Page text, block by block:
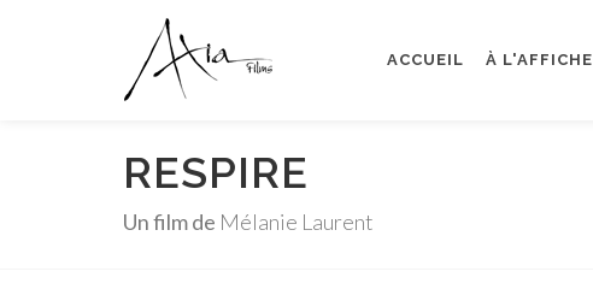
ACCUEIL À L'AFFICHE
RESPIRE
Un film de Mélanie Laurent